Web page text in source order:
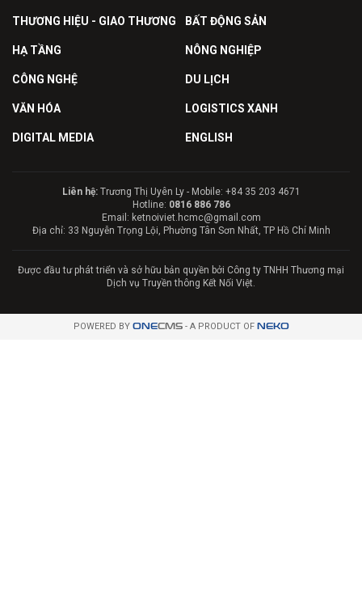
THƯƠNG HIỆU - GIAO THƯƠNG BẤT ĐỘNG SẢN
HẠ TẦNG NÔNG NGHIỆP
CÔNG NGHỆ DU LỊCH
VĂN HÓA LOGISTICS XANH
DIGITAL MEDIA ENGLISH
Liên hệ:Trương Thị Uyên Ly - Mobile: +84 35 203 4671
Hotline: 0816 886 786
Email: ketnoiviet.hcmc@gmail.com
Địa chỉ: 33 Nguyễn Trọng Lội, Phường Tân Sơn Nhất, TP Hồ Chí Minh
Được đầu tư phát triển và sở hữu bản quyền bởi Công ty TNHH Thương mại
Dịch vụ Truyền thông Kết Nối Việt.
POWERED BY ONECMS- A PRODUCT OF NEKO